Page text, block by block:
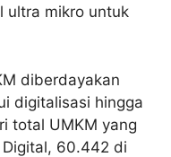
ultra mikro untuk
diberdayakan
digitalisasi hingga
total UMKM yang
60.442 di